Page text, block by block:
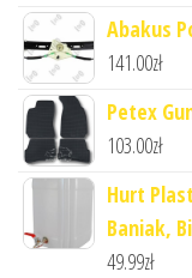
Abakus
141.00zł
Petex
103.00zł
Hurt
Baniak,
49.99zł